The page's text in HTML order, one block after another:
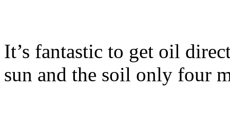
It’s fantastic to get oil
sun and the soil only four